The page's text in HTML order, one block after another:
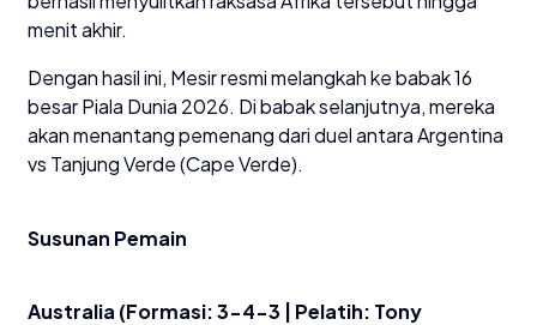
menit akhir.
​Dengan hasil ini, Mesir resmi melangkah ke babak 16
besar Piala Dunia 2026. Di babak selanjutnya, mereka
akan menantang pemenang dari duel antara Argentina
vs Tanjung Verde (Cape Verde).
​Susunan Pemain
Australia (Formasi: 3-4-3 | Pelatih: Tony